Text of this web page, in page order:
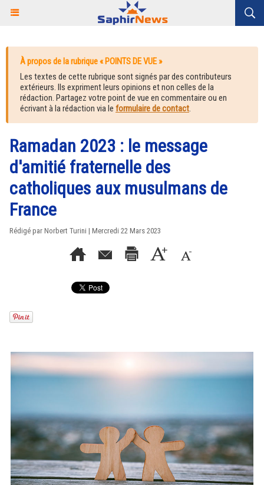
À propos de la rubrique « POINTS DE VUE »
Les textes de cette rubrique sont signés par des contributeurs
extérieurs. Ils expriment leurs opinions et non celles de la
rédaction. Partagez votre point de vue en commentaire ou en
écrivant à la rédaction via le formulaire de contact.
Ramadan 2023 : le message
d'amitié fraternelle des
catholiques aux musulmans de
France
Rédigé par Norbert Turini | Mercredi 22 Mars 2023